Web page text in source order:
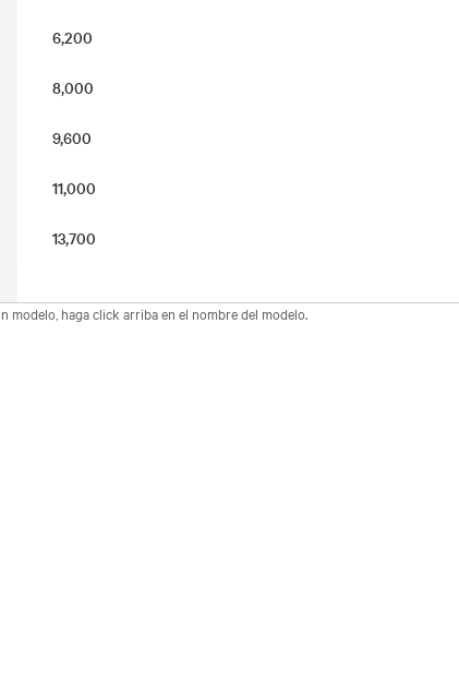
6,200
8,000
9,600
11,000
13,700
modelo, haga click arriba en el nombre del modelo.